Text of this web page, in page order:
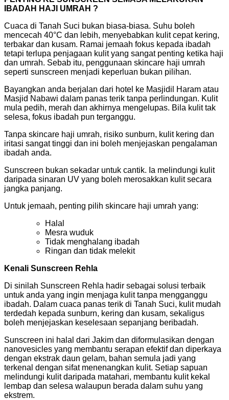
IBADAH HAJI UMRAH ?
Cuaca di Tanah Suci bukan biasa-biasa. Suhu boleh
mencecah 40°C dan lebih, menyebabkan kulit cepat kering,
terbakar dan kusam. Ramai jemaah fokus kepada ibadah
tetapi terlupa penjagaan kulit yang sangat penting ketika haji
dan umrah. Sebab itu, penggunaan skincare haji umrah
seperti sunscreen menjadi keperluan bukan pilihan.
Bayangkan anda berjalan dari hotel ke Masjidil Haram atau
Masjid Nabawi dalam panas terik tanpa perlindungan. Kulit
mula pedih, merah dan akhirnya mengelupas. Bila kulit tak
selesa, fokus ibadah pun terganggu.
Tanpa skincare haji umrah, risiko sunburn, kulit kering dan
iritasi sangat tinggi dan ini boleh menjejaskan pengalaman
ibadah anda.
Sunscreen bukan sekadar untuk cantik. Ia melindungi kulit
daripada sinaran UV yang boleh merosakkan kulit secara
jangka panjang.
Untuk jemaah, penting pilih skincare haji umrah yang:
Halal
Mesra wuduk
Tidak menghalang ibadah
Ringan dan tidak melekit
Kenali Sunscreen Rehla
Di sinilah Sunscreen Rehla hadir sebagai solusi terbaik
untuk anda yang ingin menjaga kulit tanpa mengganggu
ibadah. Dalam cuaca panas terik di Tanah Suci, kulit mudah
terdedah kepada sunburn, kering dan kusam, sekaligus
boleh menjejaskan keselesaan sepanjang beribadah.
Sunscreen ini halal dari Jakim dan diformulasikan dengan
nanovesicles yang membantu serapan efektif dan diperkaya
dengan ekstrak daun gelam, bahan semula jadi yang
terkenal dengan sifat menenangkan kulit. Setiap sapuan
melindungi kulit daripada matahari, membantu kulit kekal
lembap dan selesa walaupun berada dalam suhu yang
ekstrem.